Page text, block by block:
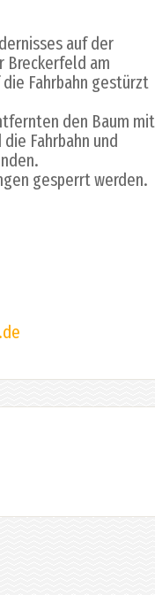
auf der
Breckerfeld am
Fahrbahn gestürzt
den Baum mit
Fahrbahn und
gesperrt werden.